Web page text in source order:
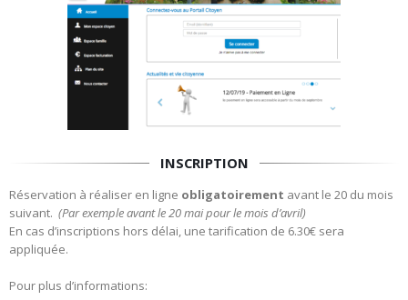
INSCRIPTION
Réservation à réaliser en ligne obligatoirement avant le 20 du mois
suivant. (Par exemple avant le 20 mai pour le mois d’avril)
En cas d’inscriptions hors délai, une tarification de 6.30€ sera
appliquée.
Pour plus d’informations: